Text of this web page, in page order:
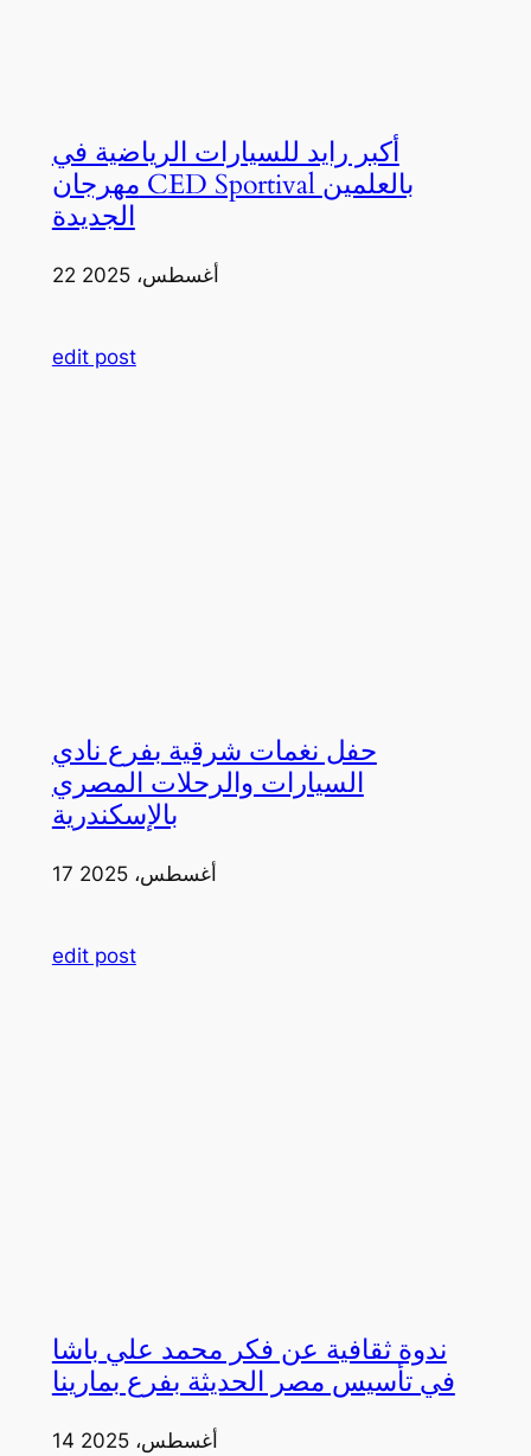
أكبر رايد للسيارات الرياضية في
مهرجان CED Sportival بالعلمين
الجديدة
22 أغسطس، 2025
edit post
حفل نغمات شرقية بفرع نادي
السيارات والرحلات المصري
بالإسكندرية
17 أغسطس، 2025
edit post
ندوة ثقافية عن فكر محمد علي باشا
في تأسيس مصر الحديثة بفرع بمارينا
14 أغسطس، 2025